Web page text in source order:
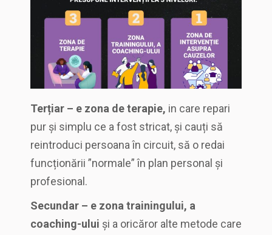
Terțiar – e zona de terapie, in care repari
pur și simplu ce a fost stricat, și cauți să
reintroduci persoana în circuit, să o redai
funcționării ”normale” în plan personal și
profesional.
Secundar – e zona trainingului, a
coaching-ului și a oricăror alte metode care